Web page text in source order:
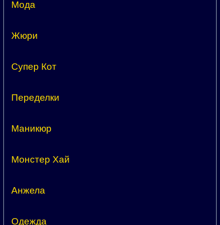
Мода
Жюри
Супер Кот
Переделки
Маникюр
Монстер Хай
Анжела
Одежда